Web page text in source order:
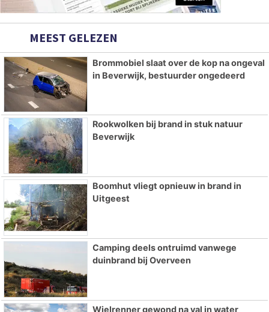
MEEST GELEZEN
Brommobiel slaat over de kop na ongeval
in Beverwijk, bestuurder ongedeerd
Rookwolken bij brand in stuk natuur
Beverwijk
Boomhut vliegt opnieuw in brand in
Uitgeest
Camping deels ontruimd vanwege
duinbrand bij Overveen
Wielrenner gewond na val in water